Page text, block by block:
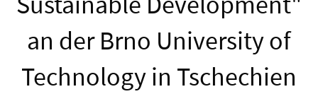
an der Brno University of
Technology in Tschechien